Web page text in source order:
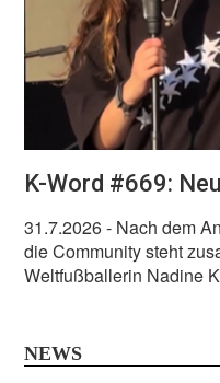
K-Word #669:
31.7.2026- Nach dem
die Community steht
Weltfußballerin Nadine
NEWS